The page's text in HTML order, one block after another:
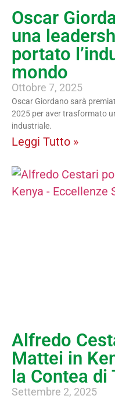
Oscar
una
portato
mondo
Ottobre 7, 2025
Oscar Giordano sarà
2025 per aver trasformato
industriale.
Leggi Tutto »
Alfredo
Mattei in
la Contea di
Settembre 2, 2025